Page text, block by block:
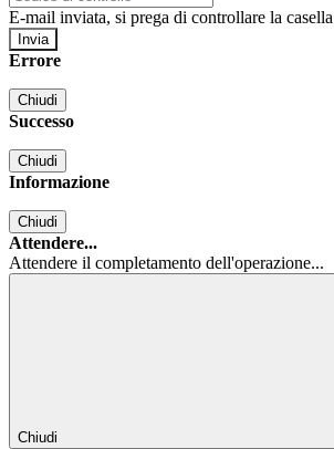
E-mail inviata, si prega di controllare la
Errore
Chiudi
Successo
Chiudi
Informazione
Chiudi
Attendere...
Attendere il completamento dell'operazione...
Chiudi